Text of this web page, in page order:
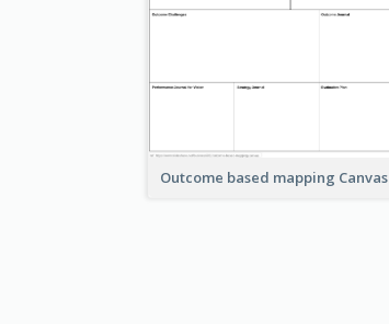
Outcome based mapping Canvas